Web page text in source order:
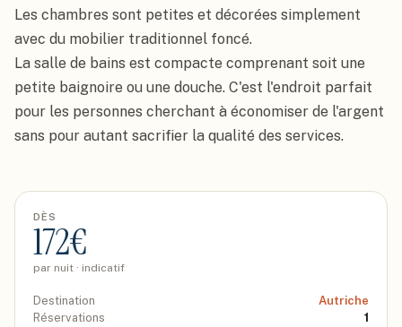
Les chambres sont petites et décorées simplement
avec du mobilier traditionnel foncé.
La salle de bains est compacte comprenant soit une
petite baignoire ou une douche. C'est l'endroit parfait
pour les personnes cherchant à économiser de l'argent
sans pour autant sacrifier la qualité des services.
DÈS
172€
par nuit · indicatif
Destination
Autriche
Réservations
1